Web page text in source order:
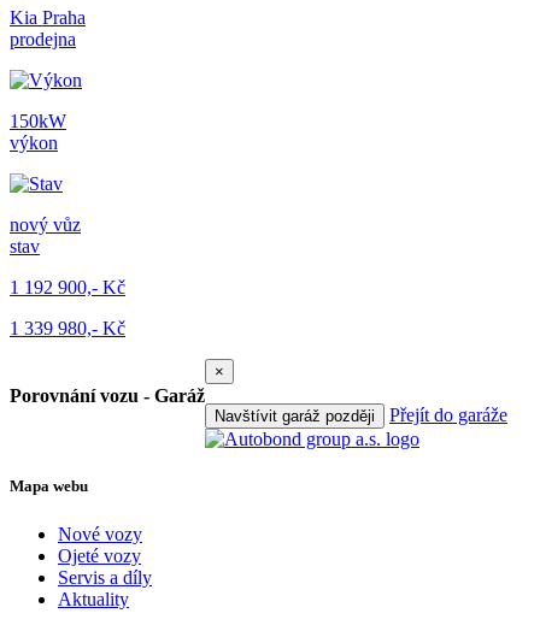
Kia Praha
prodejna
150kW
výkon
nový vůz
stav
1 192 900,- Kč
1 339 980,- Kč
Porovnání vozu - Garáž
×
Navštívit garáž později Přejít do garáže
Mapa webu
Nové vozy
Ojeté vozy
Servis a díly
Aktuality